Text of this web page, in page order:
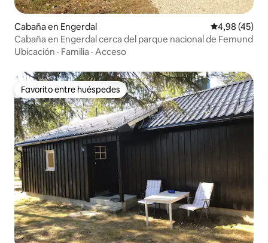
Cabaña en Engerdal Calificación
4,98 (45)
Cabaña en Engerdal cerca del parque nacional de Femund
Ubicación · Familia · Acceso
Favorito entre huéspedes
Favorito entre huéspedes